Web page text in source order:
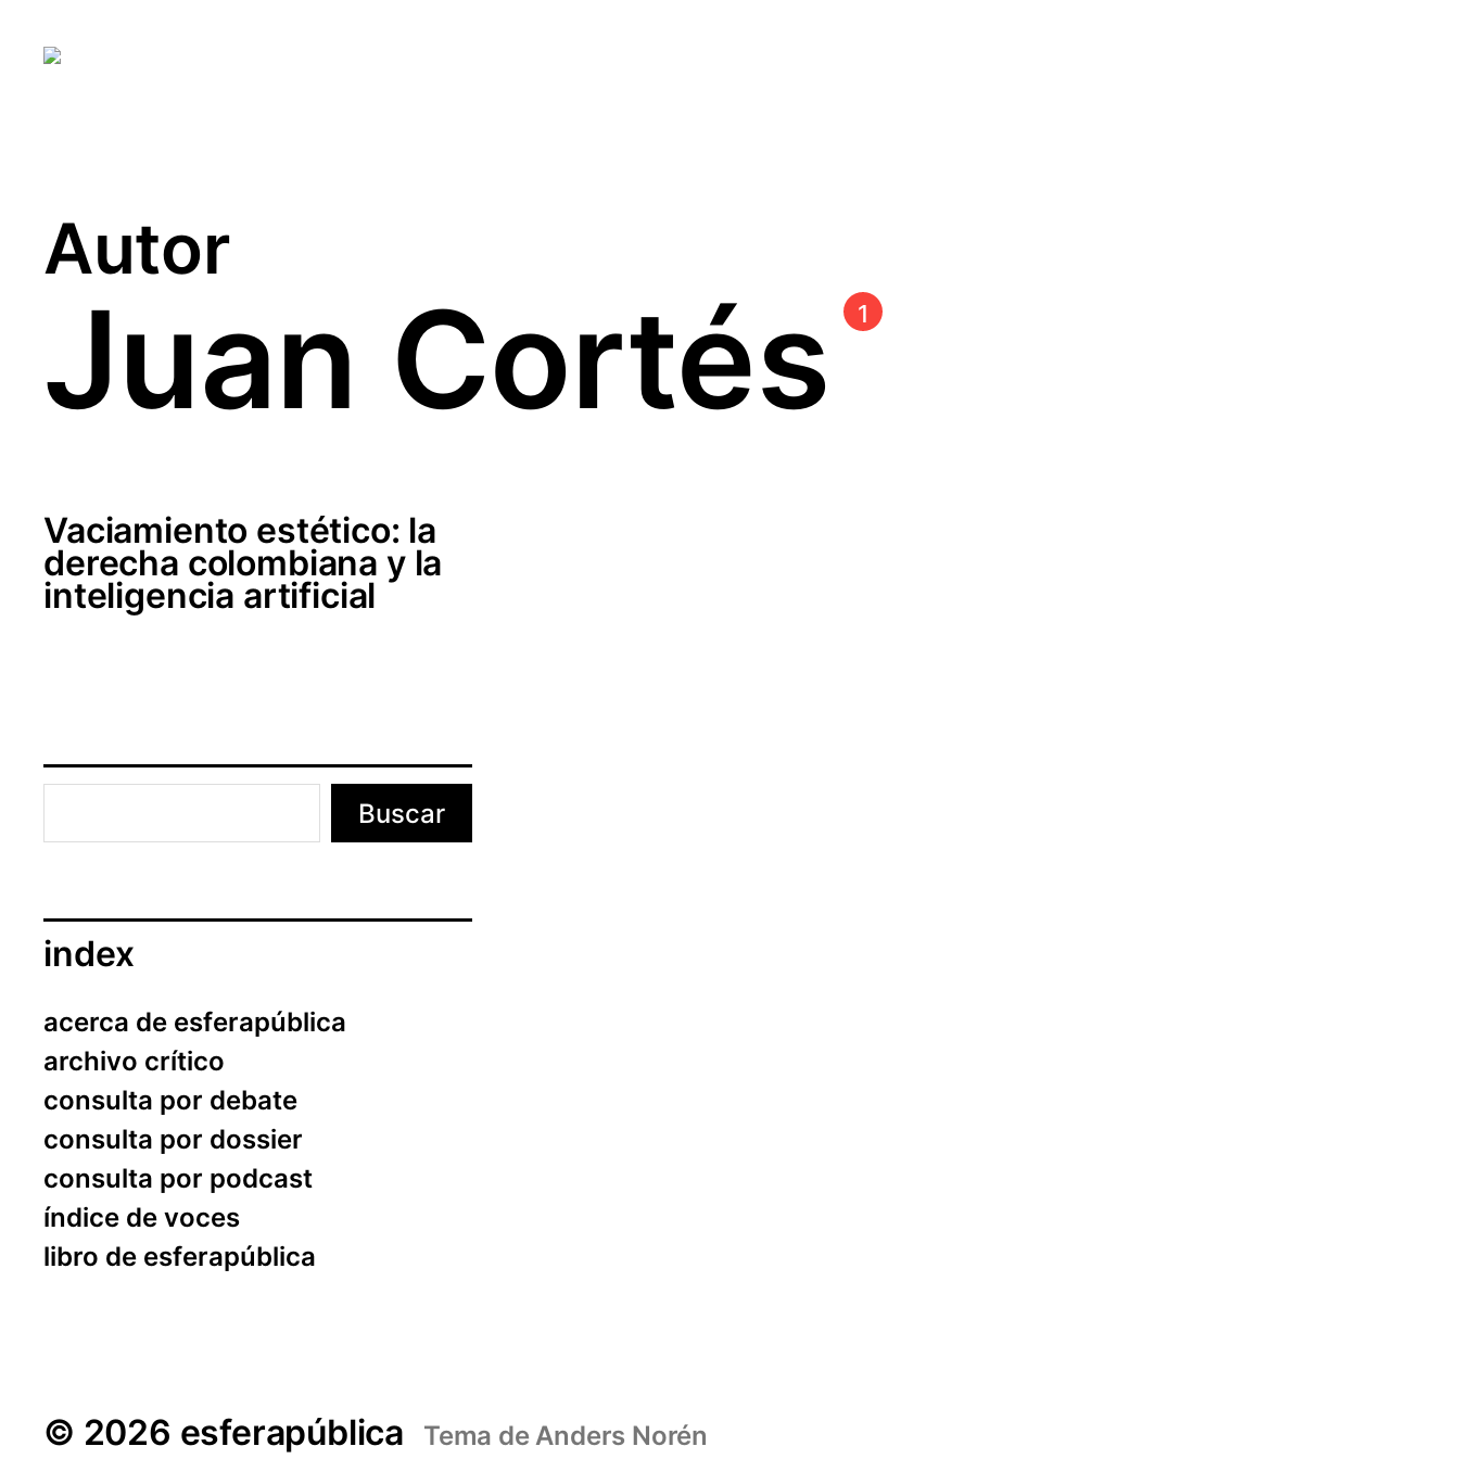
Autor
Juan Cortés 1
Vaciamiento estético: la
derecha colombiana y la
inteligencia artificial
Buscar
index
acerca de esferapública
archivo crítico
consulta por debate
consulta por dossier
consulta por podcast
índice de voces
libro de esferapública
© 2026 esferapública Tema deAnders Norén